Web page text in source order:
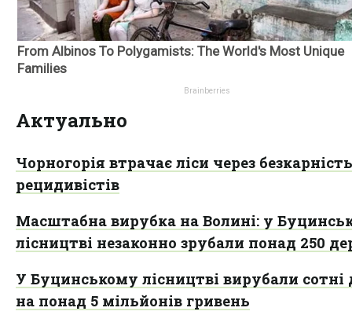
Актуально
Чорногорія втрачає ліси через безкарність
рецидивістів
Масштабна вирубка на Волині: у
лісництві незаконно зрубали понад 250
У Буцинському лісництві вирубали сотні
на понад 5 мільйонів гривень